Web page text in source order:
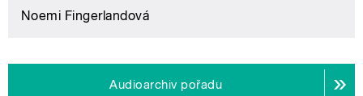
Noemi Fingerlandová
Audioarchiv pořadu